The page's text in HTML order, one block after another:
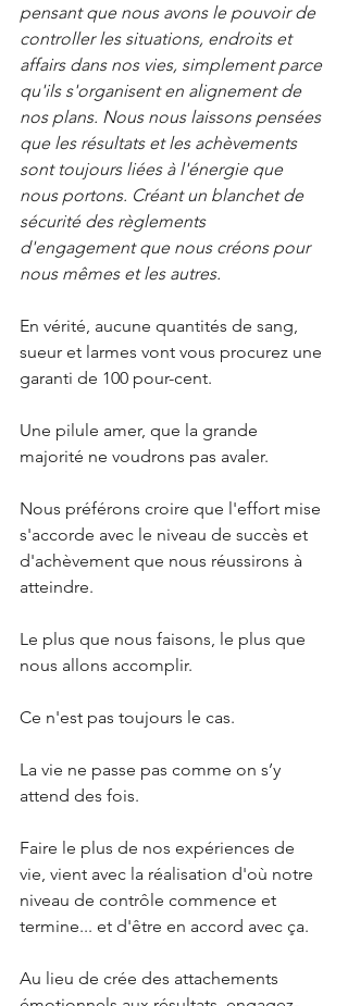
pensant que nous avons le pouvoir de
controller les situations, endroits et
affairs dans nos vies, simplement parce
qu'ils s'organisent en alignement de
nos plans. Nous nous laissons pensées
que les résultats et les achèvements
sont toujours liées à l'énergie que
nous portons. Créant un blanchet de
sécurité des règlements
d'engagement que nous créons pour
nous mêmes et les autres.
En vérité, aucune quantités de sang,
sueur et larmes vont vous procurez une
garanti de 100 pour-cent.
Une pilule amer, que la grande
majorité ne voudrons pas avaler.
Nous préférons croire que l'effort mise
s'accorde avec le niveau de succès et
d'achèvement que nous réussirons à
atteindre.
Le plus que nous faisons, le plus que
nous allons accomplir.
Ce n'est pas toujours le cas.
La vie ne passe pas comme on s’y
attend des fois.
Faire le plus de nos expériences de
vie, vient avec la réalisation d'où notre
niveau de contrôle commence et
termine... et d'être en accord avec ça.
Au lieu de crée des attachements